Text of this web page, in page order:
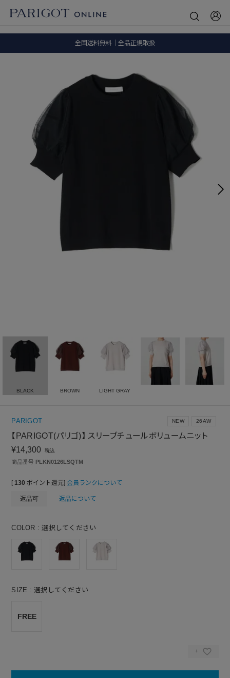
全国送料無料｜全品正規取扱
BLACK BROWN LIGHT GRAY
PARIGOT
【PARIGOT(パリゴ)】 スリーブチュールボリュームニット
¥14,300 税込
NEW 26AW
商品番号 PLKN0126LSQTM
[ 130 ポイント還元] 会員ランクについて
返品可 返品について
COLOR 選択してください
SIZE 選択してください
FREE